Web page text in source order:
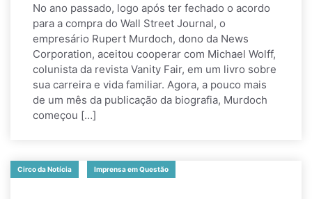
No ano passado, logo após ter fechado o acordo
para a compra do Wall Street Journal, o
empresário Rupert Murdoch, dono da News
Corporation, aceitou cooperar com Michael Wolff,
colunista da revista Vanity Fair, em um livro sobre
sua carreira e vida familiar. Agora, a pouco mais
de um mês da publicação da biografia, Murdoch
começou […]
Circo da Notícia Imprensa em Questão